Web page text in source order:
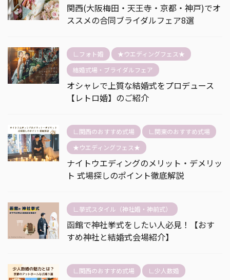
関西(大阪梅田・天王寺・京都・神戸)でオ
ススメの合同ブライダルフェア8選
∟フォト婚
★ウエディングフェス★
結婚式場・ブライダルフェア
オシャレで上質な結婚式をプロデュース
【レトロ婚】のご紹介
∟関西のおすすめ式場
∟関東のおすすめ式場
★ウエディングフェス★
ナイトウエディングのメリット・デメリッ
ト 式場探しのポイント徹底解説
∟挙式スタイル（神社婚・神前式）
函館で神社挙式をしたい人必見！【おす
すめ神社と結婚式会場紹介】
∟関西のおすすめ式場 ∟少人数婚